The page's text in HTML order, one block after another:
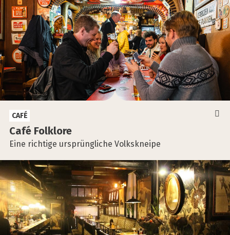
Café Folk­lo­re
Eine richtige ursprüngliche Volkskneipe
CAFÉ